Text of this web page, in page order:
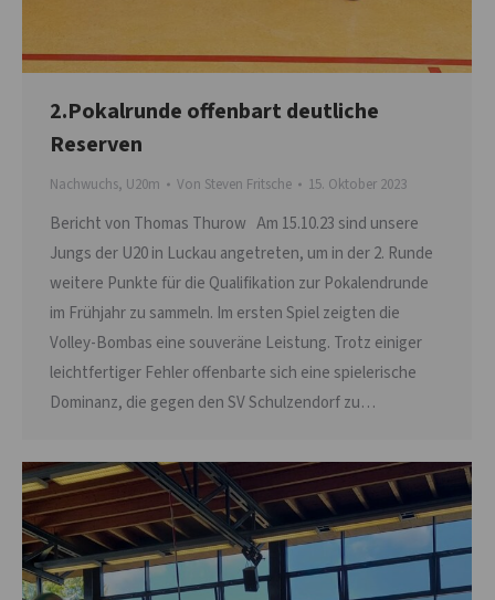
2.Pokalrunde offenbart deutliche
Reserven
Nachwuchs, U20m Von Steven Fritsche 15. Oktober 2023
Bericht von Thomas Thurow Am 15.10.23 sind unsere
Jungs der U20 in Luckau angetreten, um in der 2. Runde
weitere Punkte für die Qualifikation zur Pokalendrunde
im Frühjahr zu sammeln. Im ersten Spiel zeigten die
Volley-Bombas eine souveräne Leistung. Trotz einiger
leichtfertiger Fehler offenbarte sich eine spielerische
Dominanz, die gegen den SV Schulzendorf zu…